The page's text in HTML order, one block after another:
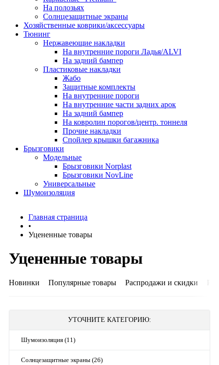
На полозьях
Солнцезащитные экраны
Хозяйственные коврики/аксессуары
Тюнинг
Нержавеющие накладки
На внутренние пороги Ладья/ALVI
На задний бампер
Пластиковые накладки
Жабо
Защитные комплекты
На внутренние пороги
На внутренние части задних арок
На задний бампер
На ковролин порогов/центр. тоннеля
Прочие накладки
Спойлер крышки багажника
Брызговики
Модельные
Брызговики Norplast
Брызговики NovLine
Универсальные
Шумоизоляция
Главная страница
•
Уцененные товары
Уцененные товары
Новинки Популярные товары Распродажи и скидки
УТОЧНИТЕ КАТЕГОРИЮ:
Шумоизоляция (11)
Солнцезащитные экраны (26)